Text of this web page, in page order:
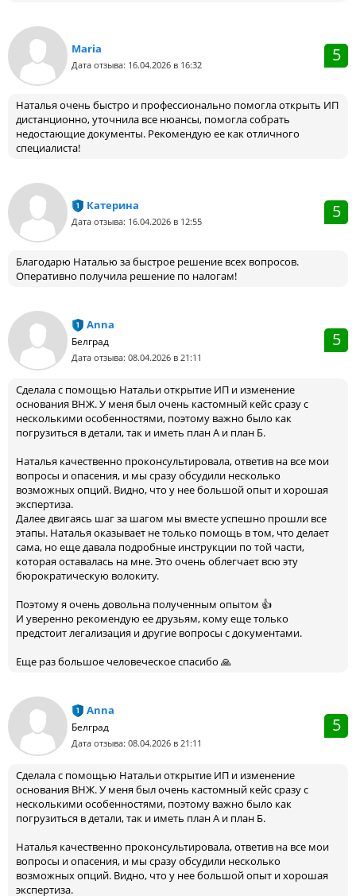
Maria
Дата отзыва: 16.04.2026 в 16:32 5
Наталья очень быстро и профессионально помогла открыть ИП
дистанционно, уточнила все нюансы, помогла собрать
недостающие документы. Рекомендую ее как отличного
специалиста!
Катерина
Дата отзыва: 16.04.2026 в 12:55 5
Благодарю Наталью за быстрое решение всех вопросов.
Оперативно получила решение по налогам!
Anna
Белград
Дата отзыва: 08.04.2026 в 21:11
5
Сделала с помощью Натальи открытие ИП и изменение
основания ВНЖ. У меня был очень кастомный кейс сразу с
несколькими особенностями, поэтому важно было как
погрузиться в детали, так и иметь план А и план Б.
Наталья качественно проконсультировала, ответив на все мои
вопросы и опасения, и мы сразу обсудили несколько
возможных опций. Видно, что у нее большой опыт и хорошая
экспертиза.
Далее двигаясь шаг за шагом мы вместе успешно прошли все
этапы. Наталья оказывает не только помощь в том, что делает
сама, но еще давала подробные инструкции по той части,
которая оставалась на мне. Это очень облегчает всю эту
бюрократическую волокиту.
Поэтому я очень довольна полученным опытом 👍
И уверенно рекомендую ее друзьям, кому еще только
предстоит легализация и другие вопросы с документами.
Еще раз большое человеческое спасибо 🙏
Anna
Белград
Дата отзыва: 08.04.2026 в 21:11
5
Сделала с помощью Натальи открытие ИП и изменение
основания ВНЖ. У меня был очень кастомный кейс сразу с
несколькими особенностями, поэтому важно было как
погрузиться в детали, так и иметь план А и план Б.
Наталья качественно проконсультировала, ответив на все мои
вопросы и опасения, и мы сразу обсудили несколько
возможных опций. Видно, что у нее большой опыт и хорошая
экспертиза.